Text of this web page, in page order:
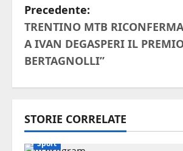
N
a
v
i
g
a
Precedente:
TRENTINO MTB
A IVAN DEGASPERI IL
BERTAGNOLLI”
STORIE CORRELATE
Sport